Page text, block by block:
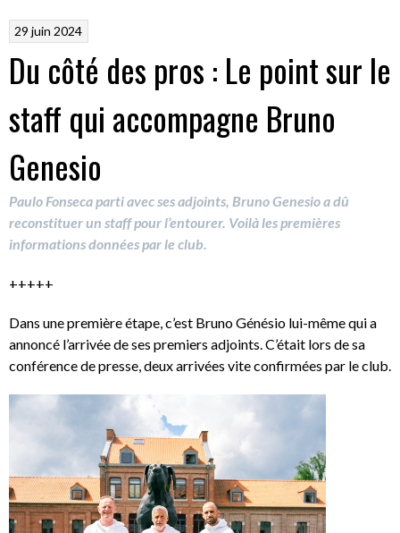
29 juin 2024
Du côté des pros : Le point sur le
staff qui accompagne Bruno
Genesio
Paulo Fonseca parti avec ses adjoints, Bruno Genesio a dû
reconstituer un staff pour l’entourer. Voilà les premières
informations données par le club.
+++++
Dans une première étape, c’est Bruno Génésio lui-même qui a
annoncé l’arrivée de ses premiers adjoints. C’était lors de sa
conférence de presse, deux arrivées vite confirmées par le club.